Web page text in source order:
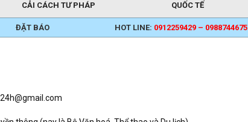
CẢI CÁCH TƯ PHÁP QUỐC TẾ
ĐẶT BÁO HOT LINE: 0912259429 – 0988744675